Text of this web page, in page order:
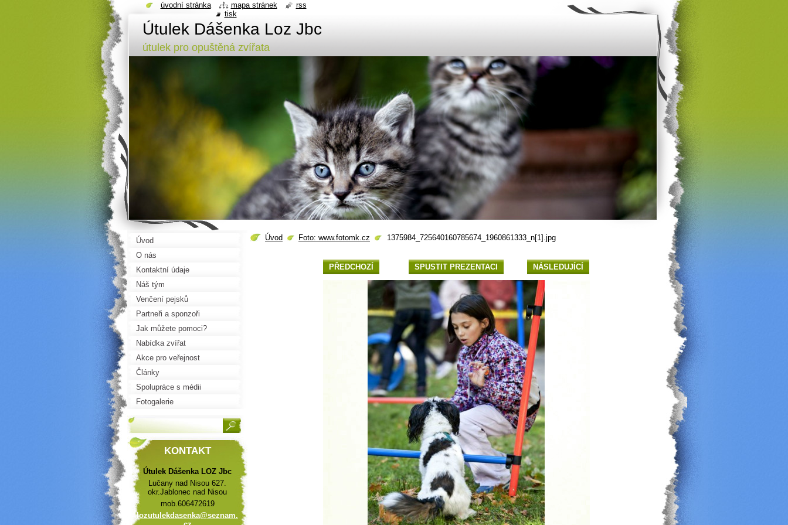
Útulek Dášenka Loz Jbc
útulek pro opuštěná zvířata
Úvod Foto: www.fotomk.cz 1375984_725640160785674_1960861333_n[1].jpg
PŘEDCHOZÍ SPUSTIT PREZENTACI NÁSLEDUJÍCÍ
Úvod
O nás
Kontaktní údaje
Náš tým
Venčení pejsků
Partneři a sponzoři
Jak můžete pomoci?
Nabídka zvířat
Akce pro veřejnost
Články
Spolupráce s médii
Fotogalerie
KONTAKT
Útulek Dášenka LOZ Jbc
Lučany nad Nisou 627.
okr.Jablonec nad Nisou
mob.606472619
lozutulekdasenka@seznam.
úvodní stránka mapa stránek
rss
tisk